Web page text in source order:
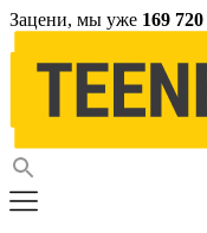
Зацени, мы уже 169 720